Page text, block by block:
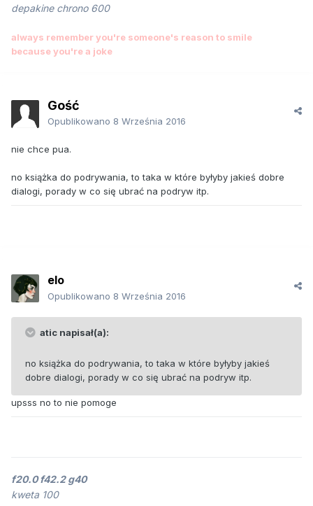
depakine chrono 600
always remember you're someone's reason to smile
because you're a joke
Gość
Opublikowano 8 Września 2016
nie chce pua.
no książka do podrywania, to taka w które byłyby jakieś dobre
dialogi, porady w co się ubrać na podryw itp.
elo
Opublikowano 8 Września 2016
atic napisał(a):
no książka do podrywania, to taka w które byłyby jakieś
dobre dialogi, porady w co się ubrać na podryw itp.
upsss no to nie pomoge
f20.0 f42.2 g40
kweta 100